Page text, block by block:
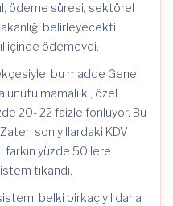
ödeme süresi, sektörel
belirleyecekti.
içinde ödemeydi.
bu madde Genel
unutulmamalı ki, özel
20- 22 faizle fonluyor. Bu
son yıllardaki KDV
yüzde 50’lere
tıkandı.
belki birkaç yıl daha